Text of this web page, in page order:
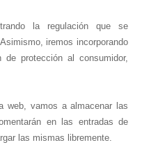
la regulación que se
iremos incorporando
protección al consumidor,
web, vamos a almacenar las
en las entradas de
las mismas libremente.